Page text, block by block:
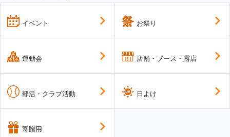
イベント
運動会
部活・クラブ活動
寄贈用
お祭り
店舗・ブース・露店
日よけ